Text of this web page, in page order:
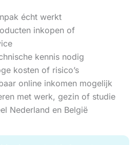
écht werkt
inkopen of
kennis nodig
kosten of risico’s
online inkomen mogelijk
met werk, gezin of studie
Nederland en België